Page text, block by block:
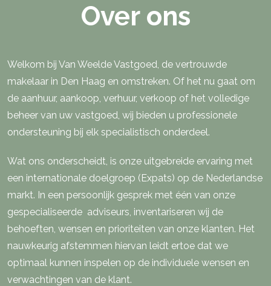
Over ons
Welkom bij Van Weelde Vastgoed, de vertrouwde
makelaar in Den Haag en omstreken. Of het nu gaat om
de aanhuur, aankoop, verhuur, verkoop of het volledige
beheer van uw vastgoed, wij bieden u professionele
ondersteuning bij elk specialistisch onderdeel.
Wat ons onderscheidt, is onze uitgebreide ervaring met
een internationale doelgroep (Expats) op de Nederlandse
markt. In een persoonlijk gesprek met één van onze
gespecialiseerde adviseurs, inventariseren wij de
behoeften, wensen en prioriteiten van onze klanten. Het
nauwkeurig afstemmen hiervan leidt ertoe dat we
optimaal kunnen inspelen op de individuele wensen en
verwachtingen van de klant.